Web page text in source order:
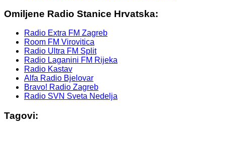
Omiljene Radio Stanice Hrvatska:
Radio Extra FM Zagreb
Room FM Virovitica
Radio Ultra FM Split
Radio Laganini FM Rijeka
Radio Kastav
Alfa Radio Bjelovar
Bravo! Radio Zagreb
Radio SVN Sveta Nedelja
Tagovi: